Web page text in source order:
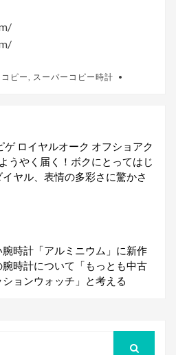
ピー, スーパーコピー時計
ロイヤルオーク オフショアク
うやく届く！ボクにとってはじ
ヤル、表情の多彩さに驚かさ
時計「アルミニウム」に新作
時計について「もっとも中古
ョンウォッチ」と考える